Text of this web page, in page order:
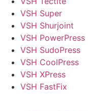
VSH Super
VSH Shurjoint
VSH PowerPress
VSH SudoPress
VSH CoolPress
VSH XPress
VSH FastFix